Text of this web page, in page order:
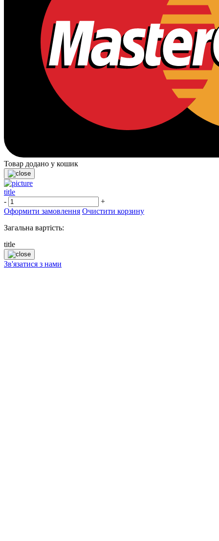
Товар додано у кошик
title
-
+
Оформити замовлення Очистити корзину
Загальна вартість:
title
Зв'язатися з нами